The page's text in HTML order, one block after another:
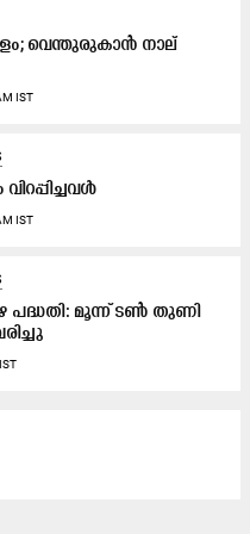
വെന്തുരുകാൻ നാല്
IST
IST
പദ്ധതി: മൂന്ന് ടൺ തുണി